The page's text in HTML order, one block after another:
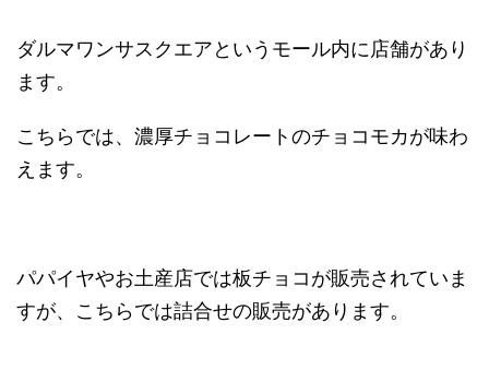
ダルマワンサスクエアというモール内に店舗があり
ます。
こちらでは、濃厚チョコレートのチョコモカが味わ
えます。
パパイヤやお土産店では板チョコが販売されていま
すが、こちらでは詰合せの販売があります。